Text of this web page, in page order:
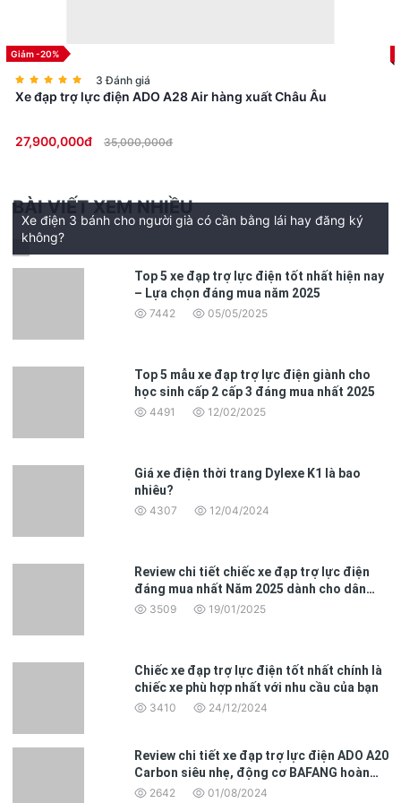
Động cơ mạnh mẽ, tốc độ ấn tượng
Xe đạp điện G-Force C14 được trang bị động cơ không
chổi than 48V/400W, mang lại hiệu suất vận hành vượt
unlock từ 25km/h), giúp bạn dễ dàng di chuyển qua
ABS giúp bạn dừng xe an toàn và nhanh chóng khi cần
thiết, đặc biệt trong những tình huống khẩn cấp.
Quãng đường di chuyển dài – Tiết kiệm năng lượng
G-Force C14 không chỉ có động cơ mạnh mẽ mà còn
có thể di chuyển lên đến 50 km trong một lần sạc đầy,
với chế độ đạp trợ lực điện. Nếu bạn chọn chế độ thuần
điện, quãng đường di chuyển có thể đạt khoảng 20 km.
Pin có thể sạc đầy trong vòng 4-6 giờ, giúp bạn tiết
kiệm thời gian và luôn sẵn sàng cho hành trình tiếp theo.
Giảm -20%
3 Đánh giá
Xe đạp trợ lực điện ADO A28 Air hàng xuất Châu Âu
27,900,000đ 35,000,000đ
BÀI VIẾT XEM NHIỀU
Xe điện 3 bánh cho người già có cần bằng lái hay đăng ký
không?
Top 5 xe đạp trợ lực điện tốt nhất hiện nay
– Lựa chọn đáng mua năm 2025
7442 05/05/2025
Top 5 mẫu xe đạp trợ lực điện giành cho
học sinh cấp 2 cấp 3 đáng mua nhất 2025
4491 12/02/2025
Giá xe điện thời trang Dylexe K1 là bao
nhiêu?
4307 12/04/2024
Review chi tiết chiếc xe đạp trợ lực điện
đáng mua nhất Năm 2025 dành cho dân
văn phòng
3509 19/01/2025
Chiếc xe đạp trợ lực điện tốt nhất chính là
chiếc xe phù hợp nhất với nhu cầu của bạn
3410 24/12/2024
Review chi tiết xe đạp trợ lực điện ADO A20
Carbon siêu nhẹ, động cơ BAFANG hoàn
toàn mới
2642 01/08/2024